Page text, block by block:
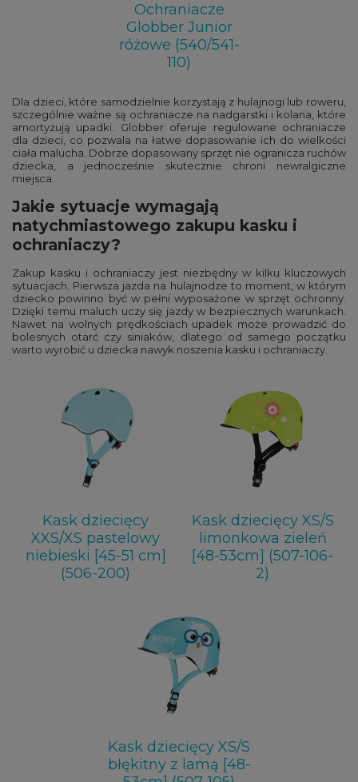
Ochraniacze
Globber Junior
różowe (540/541-
110)
Dla dzieci, które samodzielnie korzystają z hulajnogi lub roweru,
szczególnie ważne są ochraniacze na nadgarstki i kolana, które
amortyzują upadki. Globber oferuje regulowane ochraniacze
dla dzieci, co pozwala na łatwe dopasowanie ich do wielkości
ciała malucha. Dobrze dopasowany sprzęt nie ogranicza ruchów
dziecka, a jednocześnie skutecznie chroni newralgiczne
miejsca.
Jakie sytuacje wymagają
natychmiastowego zakupu kasku i
ochraniaczy?
Zakup kasku i ochraniaczy jest niezbędny w kilku kluczowych
sytuacjach. Pierwsza jazda na hulajnodze to moment, w którym
dziecko powinno być w pełni wyposażone w sprzęt ochronny.
Dzięki temu maluch uczy się jazdy w bezpiecznych warunkach.
Nawet na wolnych prędkościach upadek może prowadzić do
bolesnych otarć czy siniaków, dlatego od samego początku
warto wyrobić u dziecka nawyk noszenia kasku i ochraniaczy.
Kask dziecięcy
XXS/XS pastelowy
niebieski [45-51 cm]
(506-200)
Kask dziecięcy XS/S
limonkowa zieleń
[48-53cm] (507-106-
2)
Kask dziecięcy XS/S
błękitny z lamą [48-